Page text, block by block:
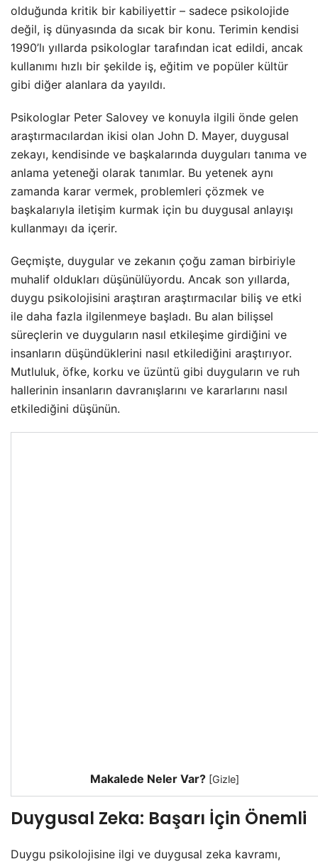
olduğunda kritik bir kabiliyettir – sadece psikolojide
değil, iş dünyasında da sıcak bir konu. Terimin kendisi
1990’lı yıllarda psikologlar tarafından icat edildi, ancak
kullanımı hızlı bir şekilde iş, eğitim ve popüler kültür
gibi diğer alanlara da yayıldı.
Psikologlar Peter Salovey ve konuyla ilgili önde gelen
araştırmacılardan ikisi olan John D. Mayer, duygusal
zekayı, kendisinde ve başkalarında duyguları tanıma ve
anlama yeteneği olarak tanımlar. Bu yetenek aynı
zamanda karar vermek, problemleri çözmek ve
başkalarıyla iletişim kurmak için bu duygusal anlayışı
kullanmayı da içerir.
Geçmişte, duygular ve zekanın çoğu zaman birbiriyle
muhalif oldukları düşünülüyordu. Ancak son yıllarda,
duygu psikolojisini araştıran araştırmacılar biliş ve etki
ile daha fazla ilgilenmeye başladı. Bu alan bilişsel
süreçlerin ve duyguların nasıl etkileşime girdiğini ve
insanların düşündüklerini nasıl etkilediğini araştırıyor.
Mutluluk, öfke, korku ve üzüntü gibi duyguların ve ruh
hallerinin insanların davranışlarını ve kararlarını nasıl
etkilediğini düşünün.
Makalede Neler Var? [Gizle]
Duygusal Zeka: Başarı İçin Önemli
Duygu psikolojisine ilgi ve duygusal zeka kavramı,